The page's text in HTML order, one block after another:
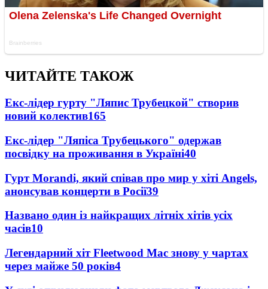
ЧИТАЙТЕ ТАКОЖ
Екс-лідер гурту "Ляпис Трубецкой" створив
новий колектив165
Екс-лідер "Ляпіса Трубецького" одержав
посвідку на проживання в Україні40
Гурт Morandi, який співав про мир у хіті Angels,
анонсував концерти в Росії39
Названо один із найкращих літніх хітів усіх
часів10
Легендарний хіт Fleetwood Mac знову у чартах
через майже 50 років4